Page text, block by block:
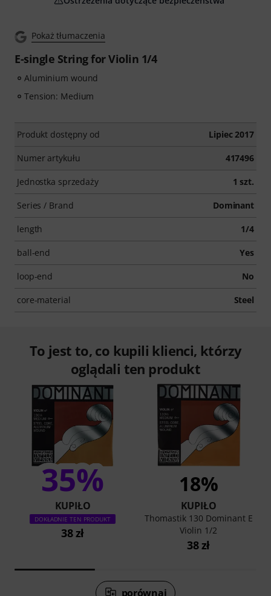
Pokaż tłumaczenia
E-single String for Violin 1/4
Aluminium wound
Tension: Medium
Produkt dostępny od Lipiec 2017
Numer artykułu 417496
Jednostka sprzedaży 1 szt.
Series / Brand Dominant
length 1/4
ball-end Yes
loop-end No
core-material Steel
To jest to, co kupili klienci, którzy
oglądali ten produkt
35%
KUPIŁO
DOKŁADNIE TEN PRODUKT
38 zł
18%
KUPIŁO
Thomastik 130 Dominant E
Violin 1/2
38 zł
porównaj